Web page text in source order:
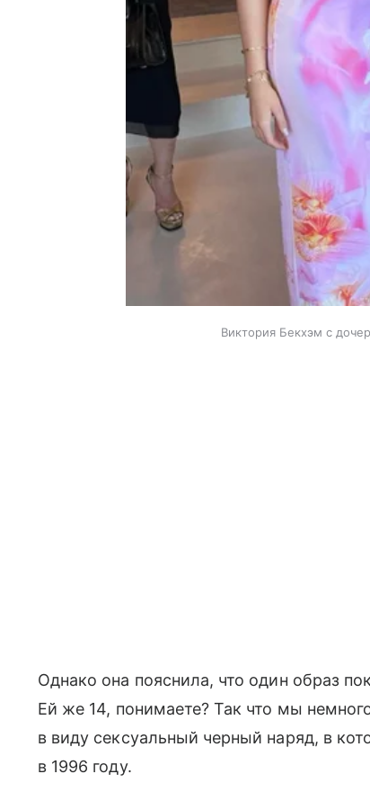
Виктория Бекхэм с
Однако она пояснила, что один образ
Ей же 14, понимаете? Так что мы
в виду сексуальный черный наряд, в
в 1996 году.